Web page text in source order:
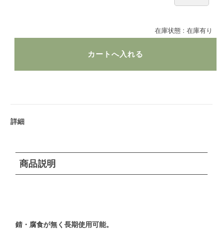
在庫状態 : 在庫有り
詳細
商品説明
錆・腐食が無く長期使用可能。